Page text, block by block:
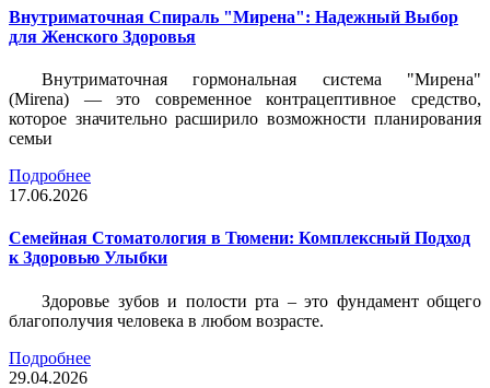
Внутриматочная Спираль "Мирена": Надежный Выбор
для Женского Здоровья
Внутриматочная гормональная система "Мирена"
(Mirena) — это современное контрацептивное средство,
которое значительно расширило возможности планирования
семьи
Подробнее
17.06.2026
Семейная Стоматология в Тюмени: Комплексный Подход
к Здоровью Улыбки
Здоровье зубов и полости рта – это фундамент общего
благополучия человека в любом возрасте.
Подробнее
29.04.2026